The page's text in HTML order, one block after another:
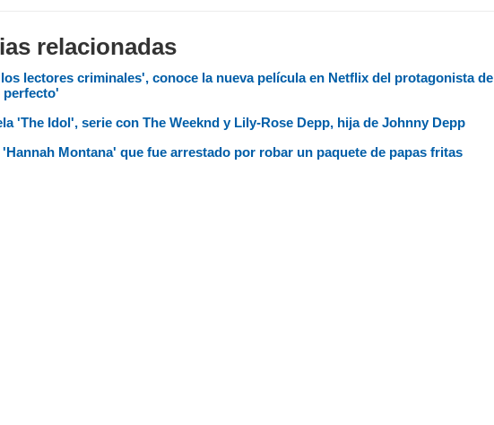
relacionadas
lectores criminales', conoce la nueva película en Netflix del protagonista de
perfecto'
'The Idol', serie con The Weeknd y Lily-Rose Depp, hija de Johnny Depp
Montana' que fue arrestado por robar un paquete de papas fritas